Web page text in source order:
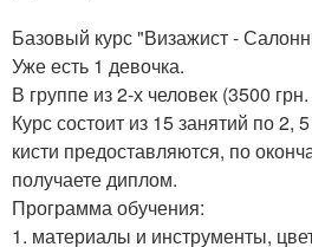
Базовый курс "Визажист -
Уже есть 1 девочка.
В группе из 2-х человек (3500 грн.
Курс состоит из 15 занятий по 2,
кисти предоставляются, по
получаете диплом.
Программа обучения:
1. материалы и инструменты,